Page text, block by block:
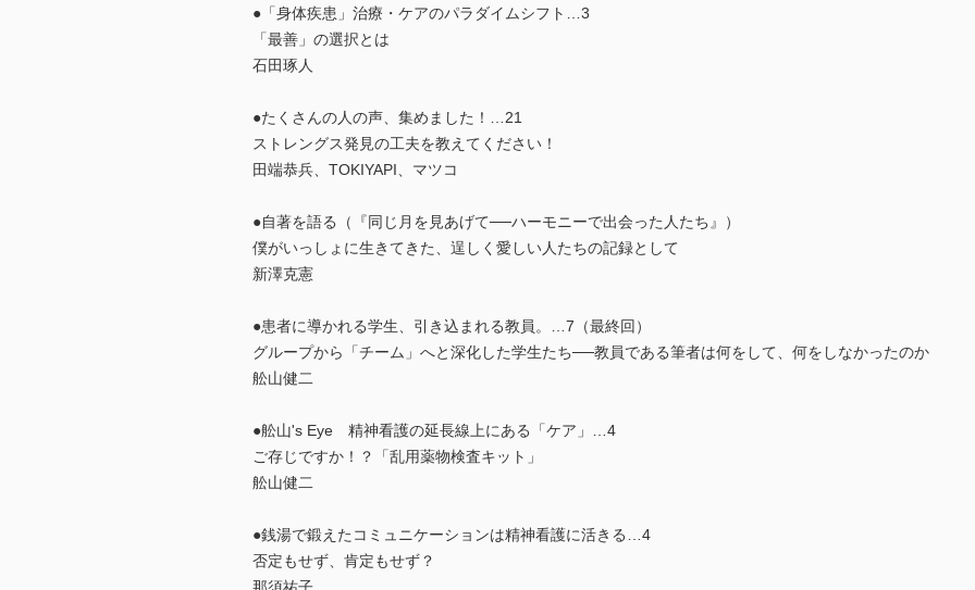
●「身体疾患」治療・ケアのパラダイムシフト…3
「最善」の選択とは
石田琢人
●たくさんの人の声、集めました！…21
ストレングス発見の工夫を教えてください！
田端恭兵、TOKIYAPI、マツコ
●自著を語る（『同じ月を見あげて──ハーモニーで出会った人たち』）
僕がいっしょに生きてきた、逞しく愛しい人たちの記録として
新澤克憲
●患者に導かれる学生、引き込まれる教員。…7（最終回）
グループから「チーム」へと深化した学生たち──教員である筆者は何をして、何をしなかったのか
舩山健二
●舩山's Eye 精神看護の延長線上にある「ケア」…4
ご存じですか！？「乱用薬物検査キット」
舩山健二
●銭湯で鍛えたコミュニケーションは精神看護に活きる…4
否定もせず、肯定もせず？